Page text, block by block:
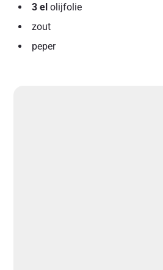
3 el olijfolie
zout
peper